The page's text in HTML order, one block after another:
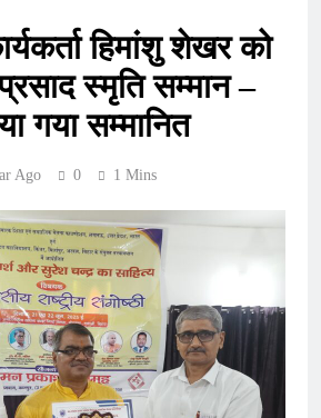
हिमांशु शेखर को
स्मृति सम्मान –
गया सम्मानित
Ago 0 1 Mins